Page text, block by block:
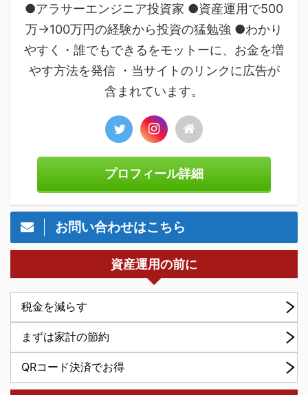
●アラサーエンジニア投資家 ●資産運用で500
万→100万円の経験から投資の猛勉強 ●わかり
やすく・誰でもできるをモットーに、お金を増
やす方法を発信 ・当サイトのリンクに広告が
含まれています。
プロフィール詳細
お問い合わせはこちら
資産運用の前に
税金を減らす
まずは家計の節約
QRコード決済でお得